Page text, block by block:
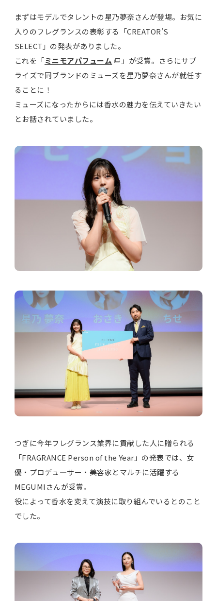
まずはモデルでタレントの星乃夢奈さんが登場。お気に
入りのフレグランスの表彰する「CREATOR'S
SELECT」の発表がありました。
これを「ミニモアパフューム
」が受賞。さらにサプ
ライズで同ブランドのミューズを星乃夢奈さんが就任す
ることに！
ミューズになったからには香水の魅力を伝えていきたい
とお話されていました。
つぎに今年フレグランス業界に貢献した人に贈られる
「FRAGRANCE Person of the Year」の発表では、女
優・プロデュ―サー・美容家とマルチに活躍する
MEGUMIさんが受賞。
役によって香水を変えて演技に取り組んでいるとのこと
でした。